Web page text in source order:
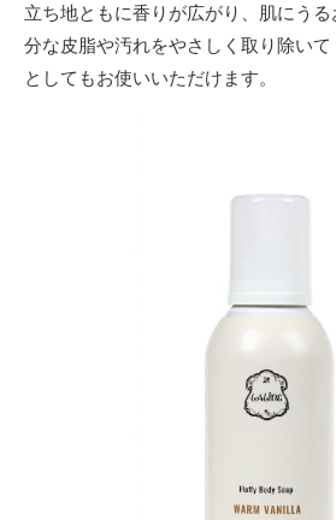
立ち地ともに香りが広がり、肌にう
分な皮脂や汚れをやさしく取り除い
としてもお使いいただけます。